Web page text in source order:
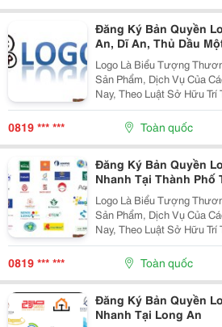
Đăng Ký Bản Quyền
An, Dĩ An, Thủ Dầu
Logo Là Biểu Tượng
Sản Phẩm, Dịch Vụ Của
Nay, Theo Luật Sở Hữu Trí
Hình Thức Đăng Ký Bảo
Thương Hiệu Độc Quyền
0819 *** *** Toàn quốc
Đăng Ký Bản Quyền
Nhanh Tại Thành Phố
Logo Là Biểu Tượng
Sản Phẩm, Dịch Vụ Của
Nay, Theo Luật Sở Hữu Trí
Hình Thức Đăng Ký Bảo
Thương Hiệu Độc Quyền
0819 *** *** Toàn quốc
Đăng Ký Bản Quyền
Nhanh Tại Long An